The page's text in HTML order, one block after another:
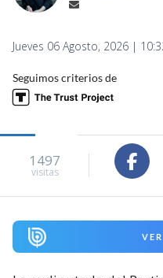
Jueves 06 Agosto, 2026 |
Seguimos criterios de
1497
visitas